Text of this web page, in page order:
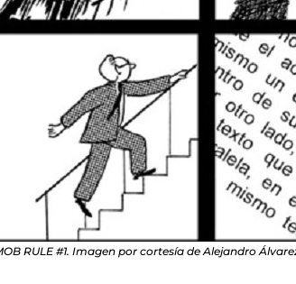
RULE #1. Imagen por cortesía de Alejandro